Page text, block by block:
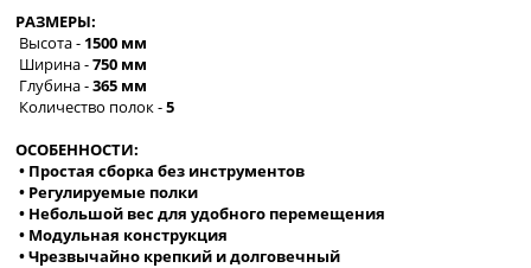
РАЗМЕРЫ:
Высота - 1500 мм
Ширина -750 мм
Глубина -365 мм
Количество полок -5
ОСОБЕННОСТИ:
• Простая сборка без инструментов
• Регулируемые полки
• Небольшой вес для удобного перемещения
• Модульная конструкция
• Чрезвычайно крепкий и долговечный